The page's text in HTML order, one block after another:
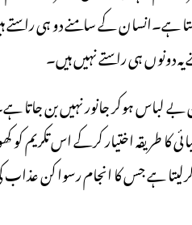
ہے۔انسان کے سامنے دو ہی راستے
دونوں ہی راستے نہیں ہیں۔
ہوکر جانور نہیں بن جاتا
طریقہ اختیار کرکے اس تکریم
ہے جس کا انجام رسوا کن